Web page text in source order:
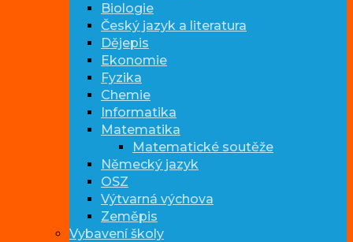
Biologie
Český jazyk a literatura
Dějepis
Ekonomie
Fyzika
Chemie
Informatika
Matematika
Matematické soutěže
Německý jazyk
OSZ
Výtvarná výchova
Zeměpis
Vybavení školy